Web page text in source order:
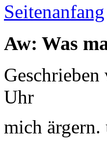
Seitenanfang
Aw: Was
Geschrieben
Uhr
mich